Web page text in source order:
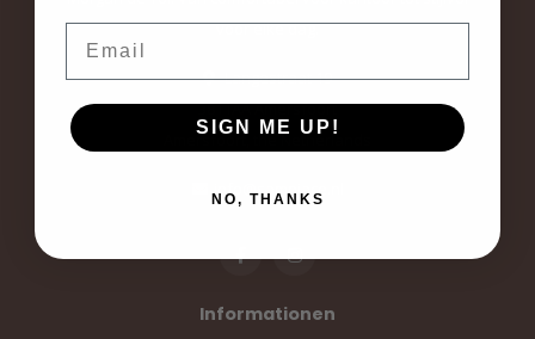
voor elke dag.
Langestraat 19
3811AA Amersfoort
Amersfoort, the Netherlands
info@sampiace.nl
Informationen
SIGN ME UP!
NO, THANKS